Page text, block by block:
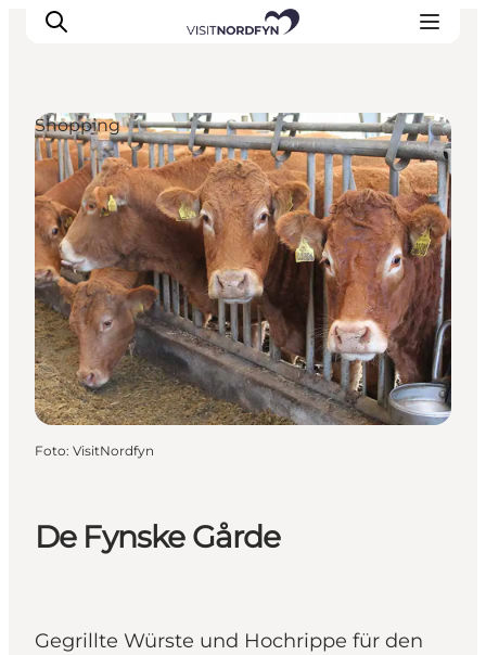
Erleben
Eventkalender
Essen und Trinken
Unterkünfte
Erlebnisbuchung
Für Kinder
De Fynske Gårde
Gegrillte Würste und Hochrippe für den
Shopping
Foto: VisitNordfyn